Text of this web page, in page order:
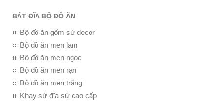
BÁT ĐĨA BỘ ĐỒ ĂN
Bộ đồ ăn gốm sứ decor
Bộ đồ ăn men lam
Bộ đồ ăn men ngọc
Bộ đồ ăn men rạn
Bộ đồ ăn men trắng
Khay sứ đĩa sứ cao cấp